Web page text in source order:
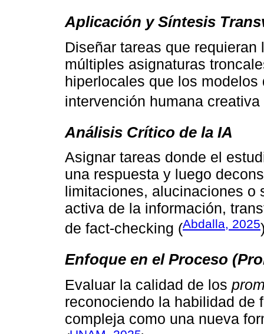
Aplicación y Síntesis
Diseñar tareas que
múltiples asignaturas
hiperlocales que los
intervención humana creativa
Análisis Crítico de la IA
Asignar tareas donde el
una respuesta y luego
limitaciones, alucinaciones o
activa de la información,
de fact-checking (Abdalla, 2025
Enfoque en el Proceso
Evaluar la calidad de los
reconociendo la habilidad de
compleja como una nueva